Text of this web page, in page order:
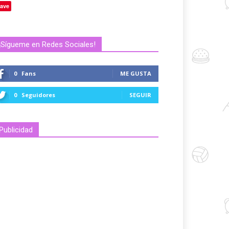
en Redes Sociales!
0 Fans ME GUSTA
0 Seguidores SEGUIR